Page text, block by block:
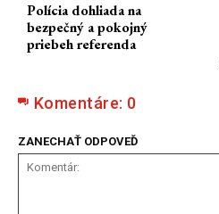
Polícia dohliada na
bezpečný a pokojný
priebeh referenda
Komentáre: 0
ZANECHAŤ ODPOVEĎ